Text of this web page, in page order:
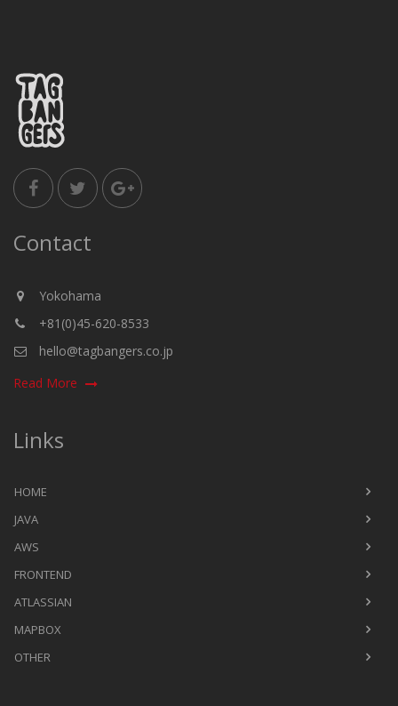
Contact
Yokohama
+81(0)45-620-8533
hello@tagbangers.co.jp
Read More
Links
HOME
JAVA
AWS
FRONTEND
ATLASSIAN
MAPBOX
OTHER